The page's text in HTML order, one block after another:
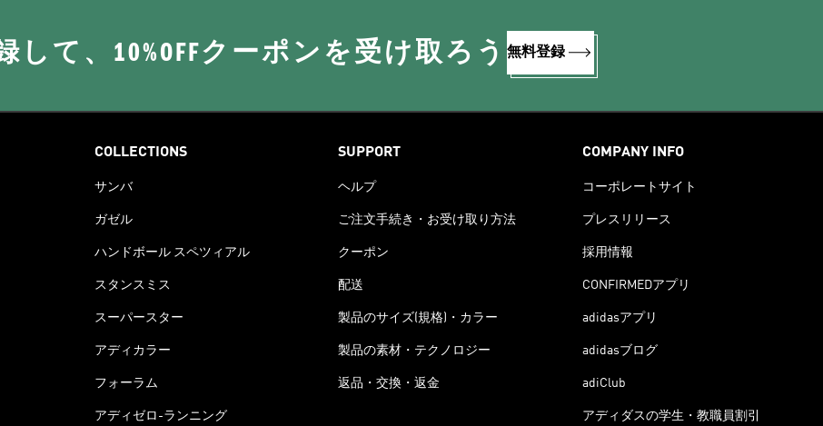
して、10%OFFクーポンを受け取ろう 無料登録
COLLECTIONS
サンバ
ガゼル
ハンドボール スペツィアル
スタンスミス
スーパースター
アディカラー
フォーラム
アディゼロ-ランニング
SUPPORT
ヘルプ
ご注文手続き・お受け取り方法
クーポン
配送
製品のサイズ(規格)・カラー
製品の素材・テクノロジー
返品・交換・返金
COMPANY INFO
コーポレートサイト
プレスリリース
採用情報
CONFIRMEDアプリ
adidasアプリ
adidasブログ
adiClub
アディダスの学生・教職員割引